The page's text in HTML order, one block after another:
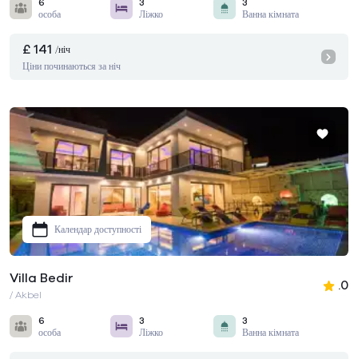
6
особа
3
Ліжко
3
Ванна кімната
£ 141 /ніч
Ціни починаються за ніч
Календар доступності
Villa Bedir
/ Akbel
.0
6
особа
3
Ліжко
3
Ванна кімната